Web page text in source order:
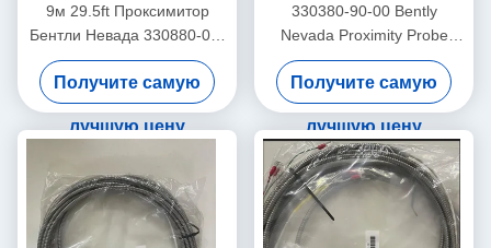
9м 29.5ft Проксимитор
Бентли Невада 330880-00-
0-0-03-02 PROXPAC
Получите самую
лучшую цену
330380-90-00 Bently
Nevada Proximity Probe
3300 XL
высокотемпературный
датчик близости
Получите самую
лучшую цену